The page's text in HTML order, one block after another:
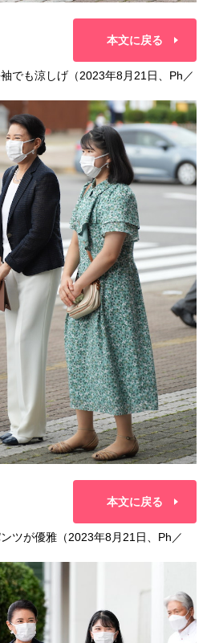
本文に戻る
でも涼しげ（2023年8月21日、Ph／
本文に戻る
ツが優雅（2023年8月21日、Ph／